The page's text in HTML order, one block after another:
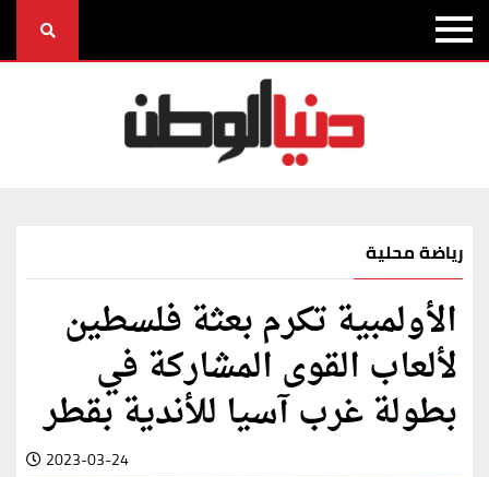
رياضة محلية
الأولمبية تكرم بعثة فلسطين
لألعاب القوى المشاركة في
بطولة غرب آسيا للأندية بقطر
2023-03-24